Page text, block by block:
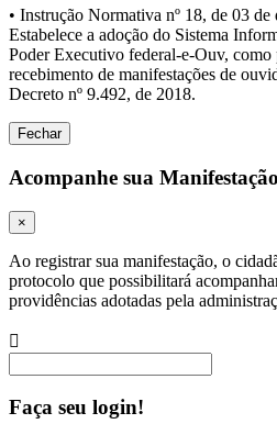
• Instrução Normativa nº 18, de 03
Estabelece a adoção do Sistema
Poder Executivo federal-e-Ouv, como
recebimento de manifestações de
Decreto nº 9.492, de 2018.
Fechar
Acompanhe sua Manifestação
×
Ao registrar sua manifestação, o
protocolo que possibilitará
providências adotadas pela
Faça seu login!